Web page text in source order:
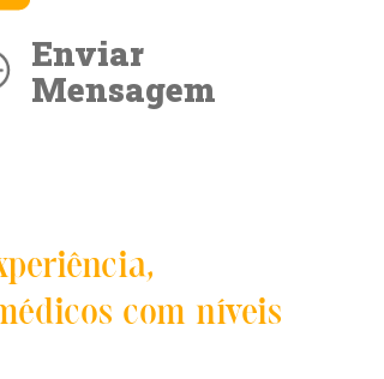
Enviar
Mensagem
com níveis